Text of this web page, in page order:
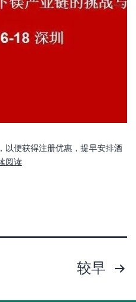
以便获得注册优惠，提早安排酒
阅读
较早